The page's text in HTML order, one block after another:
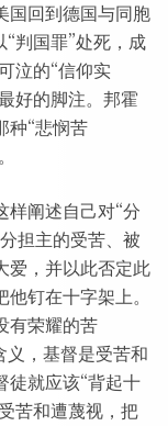
国回到德国与同胞
判国罪”处死，成
泣的“信仰实
好的脚注。邦霍
种“悲悯苦
样阐述自己对“分
担主的受苦、被
爱，并以此否定此
钉在十字架上。
有荣耀的苦
义，基督是受苦和
徒就应该“背起十
苦和遭蔑视，把